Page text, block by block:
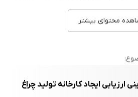
کار به یکی از امتداد های تعیین شده و
ساختمان را تعیین کرد و بعد خطوط
محتوای بیشتر
ارزیابی ایجاد کارخانه تولید چراغ